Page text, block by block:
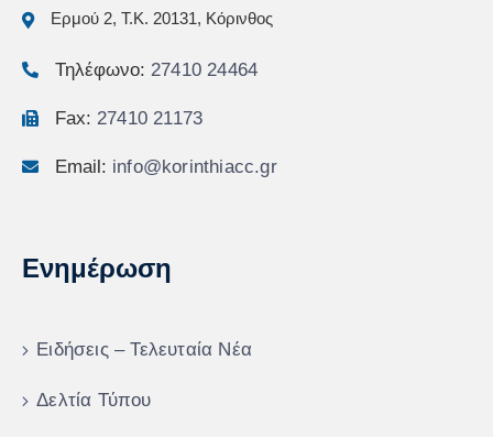
Ερμού 2, Τ.Κ. 20131, Κόρινθος
Τηλέφωνο: 27410 24464
Fax: 27410 21173
Email: info@korinthiacc.gr
Ενημέρωση
Ειδήσεις – Τελευταία Νέα
Δελτία Τύπου